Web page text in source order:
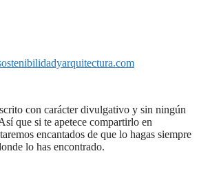
con carácter divulgativo y sin ningún
que si te apetece compartirlo en
encantados de que lo hagas siempre
lo has encontrado.